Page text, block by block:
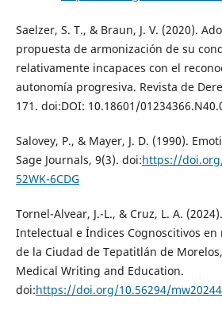
Saelzer, S. T., & Braun, J. V. (2020).
propuesta de armonización de su
relativamente incapaces con el
autonomía progresiva. Revista de
171. doi:DOI: 10.18601/
Salovey, P., & Mayer, J. D. (1990).
Sage Journals, 9(3). doi:https://doi.org/
52WK-6CDG
Tornel-Alvear, J.-L., & Cruz, L. A.
Intelectual e Índices Cognoscitivos en
de la Ciudad de Tepatitlán de
Medical Writing and Education.
doi:https://doi.org/10.56294/